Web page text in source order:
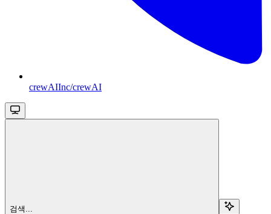
crewAIInc/crewAI
검색...